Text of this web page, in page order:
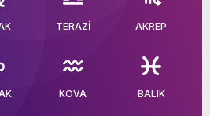
TERAZİ AKREP
KOVA BALIK